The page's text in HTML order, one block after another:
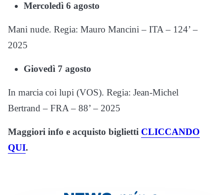
Mercoledì 6 agosto
Mani nude. Regia: Mauro Mancini – ITA – 124’ –
2025
Giovedì 7 agosto
In marcia coi lupi (VOS). Regia: Jean-Michel
Bertrand – FRA – 88’ – 2025
Maggiori info e acquisto biglietti CLICCANDO
QUI.